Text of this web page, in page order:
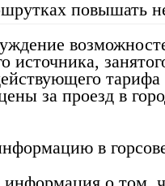
за проезд в
в